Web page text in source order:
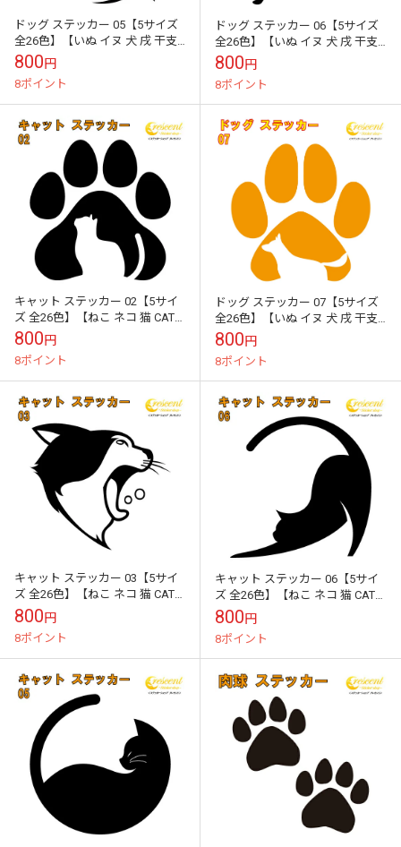
ドッグ ステッカー 05【5サイズ
全26色】【いぬ イヌ 犬 戌 干支
DOG トライバル タトゥー 傷隠
し かわいい 可愛い ...
800円
8ポイント
ドッグ ステッカー 06【5サイズ
全26色】【いぬ イヌ 犬 戌 干支
DOG トライバル タトゥー 傷隠し
かわいい 可愛い ...
800円
8ポイント
キャット ステッカー 02【5サイ
ズ 全26色】【ねこ ネコ 猫 CAT
トライバル タトゥー 傷隠し かわ
いい 可愛い キュート...
800円
8ポイント
ドッグ ステッカー 07【5サイズ
全26色】【いぬ イヌ 犬 戌 干支
DOG トライバル タトゥー 傷隠し
かわいい 可愛い ...
800円
8ポイント
キャット ステッカー 03【5サイ
ズ 全26色】【ねこ ネコ 猫 CAT
トライバル タトゥー 傷隠し かわ
いい 可愛い キュート...
800円
8ポイント
キャット ステッカー 06【5サイ
ズ 全26色】【ねこ ネコ 猫 CAT
トライバル タトゥー 傷隠し かわ
いい 可愛い キュート...
800円
8ポイント